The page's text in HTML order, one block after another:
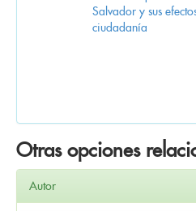
Salvador y sus
ciudadanía
Otras opciones
Autor